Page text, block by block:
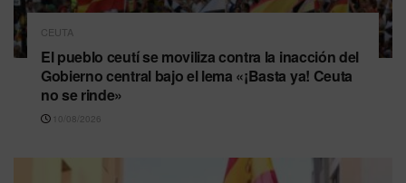
CEUTA
El pueblo ceutí se moviliza contra la inacción del
Gobierno central bajo el lema «¡Basta ya! Ceuta
no se rinde»
10/08/2026